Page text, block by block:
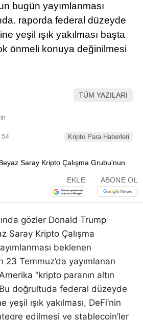
bugün yayımlanması
raporda federal düzeyde
yeşil ışık yakılması başta
önmeli konuya değinilmesi
TÜM YAZILARI
Kripto Para Haberleri
EKLE ABONE OL
gözler Donald Trump
Saray Kripto Çalışma
beklenen
23 Temmuz’da yayımlanan
Amerika “kripto paranın altın
Bu doğrultuda federal düzeyde
ışık yakılması, DeFi’nin
edilmesi ve stablecoin’ler